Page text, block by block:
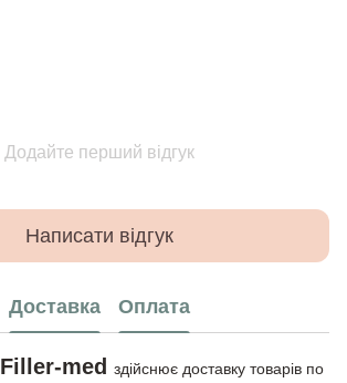
Додайте перший відгук
Написати відгук
Доставка Оплата
Filler-med
здійснює доставку товарів по